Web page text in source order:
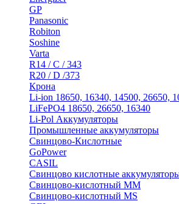
GP
Panasonic
Robiton
Soshine
Varta
R14 / C / 343
R20 / D /373
Крона
Li-ion 18650, 16340, 14500, 26650,
LiFePO4 18650, 26650, 16340
Li-Pol Аккумуляторы
Промышленные аккумуляторы
Свинцово-Кислотные
GoPower
CASIL
Свинцово кислотные
Cвинцово-кислотный MM
Cвинцово-кислотный MS